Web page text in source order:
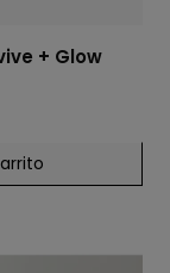
+ Glow